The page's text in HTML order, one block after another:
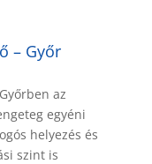
– Győr
az
egyéni
helyezés és
szint is